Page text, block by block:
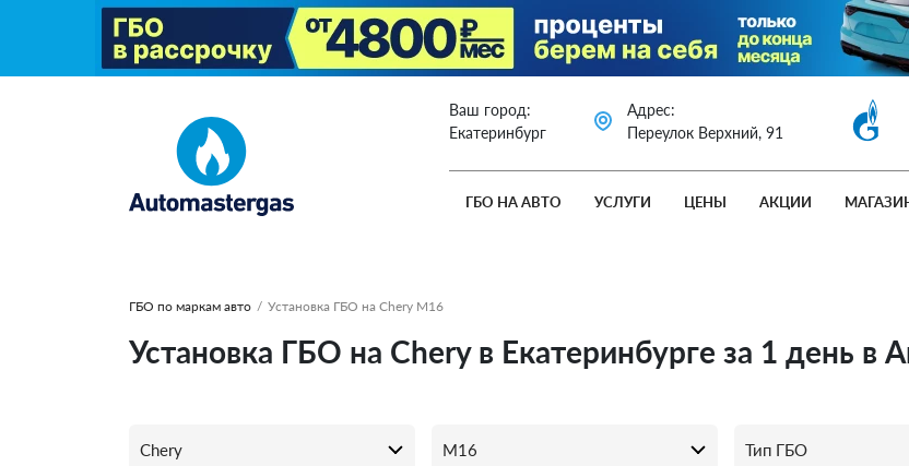
Ваш город:
Екатеринбург
Адрес:
Переулок Верхний, 91
ГБО НА АВТО УСЛУГИ ЦЕНЫ АКЦИИ
ГБО по маркам авто / Установка ГБО на Chery M16
Установка ГБО на Chery в Екатеринбурге за 1 день в